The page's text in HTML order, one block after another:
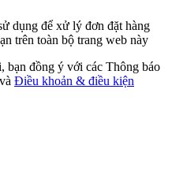
dụng để xử lý đơn đặt hàng
trên toàn bộ trang web này
bạn đồng ý với các Thông báo
Điều khoản & điều kiện